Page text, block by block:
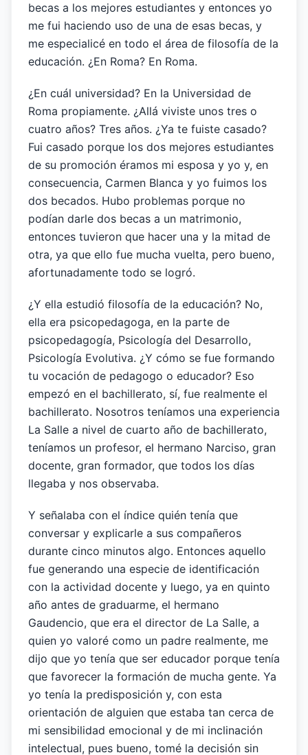
becas a los mejores estudiantes y entonces yo
me fui haciendo uso de una de esas becas, y
me especialicé en todo el área de filosofía de la
educación. ¿En Roma? En Roma.
¿En cuál universidad? En la Universidad de
Roma propiamente. ¿Allá viviste unos tres o
cuatro años? Tres años. ¿Ya te fuiste casado?
Fui casado porque los dos mejores estudiantes
de su promoción éramos mi esposa y yo y, en
consecuencia, Carmen Blanca y yo fuimos los
dos becados. Hubo problemas porque no
podían darle dos becas a un matrimonio,
entonces tuvieron que hacer una y la mitad de
otra, ya que ello fue mucha vuelta, pero bueno,
afortunadamente todo se logró.
¿Y ella estudió filosofía de la educación? No,
ella era psicopedagoga, en la parte de
psicopedagogía, Psicología del Desarrollo,
Psicología Evolutiva. ¿Y cómo se fue formando
tu vocación de pedagogo o educador? Eso
empezó en el bachillerato, sí, fue realmente el
bachillerato. Nosotros teníamos una experiencia
La Salle a nivel de cuarto año de bachillerato,
teníamos un profesor, el hermano Narciso, gran
docente, gran formador, que todos los días
llegaba y nos observaba.
Y señalaba con el índice quién tenía que
conversar y explicarle a sus compañeros
durante cinco minutos algo. Entonces aquello
fue generando una especie de identificación
con la actividad docente y luego, ya en quinto
año antes de graduarme, el hermano
Gaudencio, que era el director de La Salle, a
quien yo valoré como un padre realmente, me
dijo que yo tenía que ser educador porque tenía
que favorecer la formación de mucha gente. Ya
yo tenía la predisposición y, con esta
orientación de alguien que estaba tan cerca de
mi sensibilidad emocional y de mi inclinación
intelectual, pues bueno, tomé la decisión sin